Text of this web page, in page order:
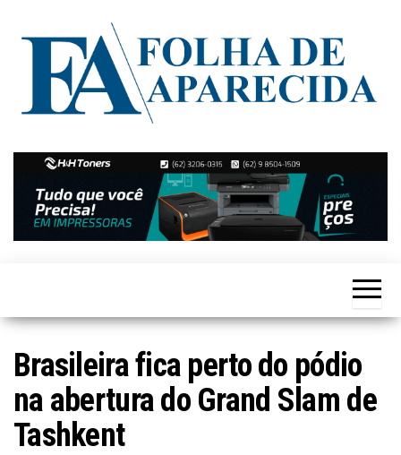
Folha de
Aparecida
Notícias
de
Aparecida
de
Goiânia
Brasileira fica perto do pódio
na abertura do Grand Slam de
Tashkent